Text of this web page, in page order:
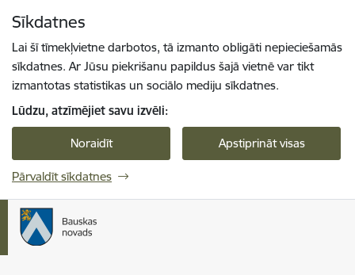
Sīkdatnes
Lai šī tīmekļvietne darbotos, tā izmanto obligāti nepieciešamās
sīkdatnes. Ar Jūsu piekrišanu papildus šajā vietnē var tikt
izmantotas statistikas un sociālo mediju sīkdatnes.
Lūdzu, atzīmējiet savu izvēli:
Noraidīt Apstiprināt visas
Pārvaldīt sīkdatnes